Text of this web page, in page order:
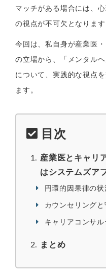
マッチがある場合には、
の視点が不可欠となります
今回は、私自身が産業医
の立場から、「メンタル
について、実践的な視点
ます。
目次
産業医とキャリ
はシステムズア
円環的因果律の
カウンセリングと
キャリアコンサ
まとめ